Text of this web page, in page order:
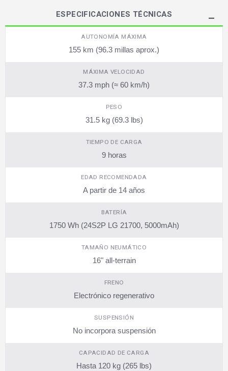
ESPECIFICACIONES TÉCNICAS
AUTONOMÍA MÁXIMA
155 km (96.3 millas aprox.)
MÁXIMA VELOCIDAD
37.3 mph (≈ 60 km/h)
PESO
31.5 kg (69.3 lbs)
TIEMPO DE CARGA
9 horas
EDAD RECOMENDADA
A partir de 14 años
BATERÍA
1750 Wh (24S2P LG 21700, 5000mAh)
TAMAÑO NEUMÁTICO
16" all-terrain
FRENO
Electrónico regenerativo
SUSPENSIÓN
No incorpora suspensión
CAPACIDAD DE CARGA
Hasta 120 kg (265 lbs)